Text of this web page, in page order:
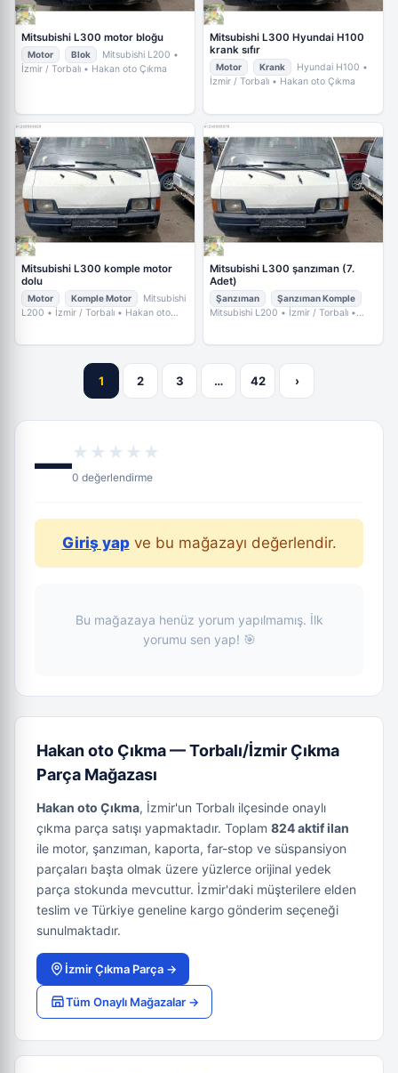
Mitsubishi L300 motor bloğu
Motor Blok Mitsubishi L200 •
İzmir / Torbalı • Hakan oto Çıkma
Mitsubishi L300 Hyundai H100
krank sıfır
Motor Krank Hyundai H100 •
İzmir / Torbalı • Hakan oto Çıkma
Mitsubishi L300 komple motor
dolu
Motor Komple Motor
Mitsubishi
L200 • İzmir / Torbalı • Hakan oto
Mitsubishi L300 şanzıman (7.
Adet)
Şanzıman Şanzıman Komple
Mitsubishi L200 • İzmir / Torbalı •
1 2 3 … 42 ›
—★★★★★
0 değerlendirme
Giriş yapve bu mağazayı değerlendir.
Bu mağazaya henüz yorum yapılmamış. İlk
yorumu sen yap! 🎯
Hakan oto Çıkma — Torbalı/İzmir Çıkma
Parça Mağazası
Hakan oto Çıkma, İzmir'un Torbalı ilçesinde onaylı
çıkma parça satışı yapmaktadır. Toplam 824 aktif ilan
ile motor, şanzıman, kaporta, far-stop ve süspansiyon
parçaları başta olmak üzere yüzlerce orijinal yedek
parça stokunda mevcuttur. İzmir'daki müşterilere elden
teslim ve Türkiye geneline kargo gönderim seçeneği
sunulmaktadır.
İzmir Çıkma Parça →
Tüm Onaylı Mağazalar →